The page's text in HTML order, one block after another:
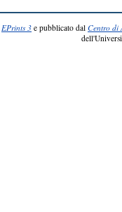
EPrints 3 e pubblicato dal Centro di